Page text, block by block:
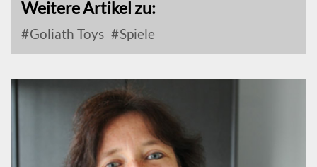
Weitere Artikel zu:
Goliath Toys Spiele